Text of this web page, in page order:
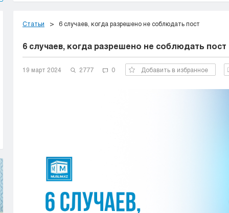
Статьи 6 случаев, когда разрешено не соблюдать пост
6 случаев, когда разрешено не соблюдать пост
19 март 2024 2777 0 Добавить в избранное